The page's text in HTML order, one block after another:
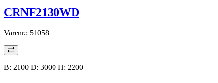
CRNF2130WD
Varenr.: 51058
B: 2100 D: 3000 H: 2200